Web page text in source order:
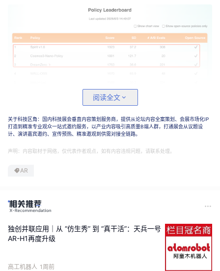
top1，好像总是在VLA和WM的身影中交替。
极致的工程优化、更合适的学习方式、还有理解物理世界的
演变。
的科研辅导课程内分享过。
包括VLA和WAM的动机，彼此的优化方式，强化是怎
阅读全文
关于科技区角：国内科技展会垂直内容策划服务商，提供从论坛内容全案策划、会展市场化IP
打造到精准专业观众一站式邀约服务，以产业内容吸引高质量B端人群，打通展会从议题设
计、演讲嘉宾邀约、宣传预热、精准邀观到供需对接全链路。
声明：内容取材于网络，仅代表作者观点，如有内容违规问题，请联系处理。
AR
独创并联应用｜从 “仿生秀” 到 “真干活”：天兵一号
AR-H1再度升级
高工机器人 1周前